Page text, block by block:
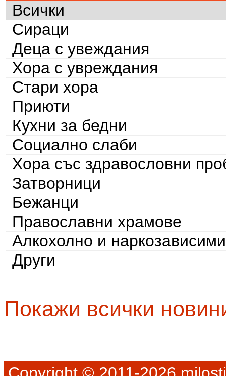
Всички
Сираци
Деца с увеждания
Хора с увреждания
Стари хора
Приюти
Кухни за бедни
Социално слаби
Хора със здравословни
Затворници
Бежанци
Православни храмове
Алкохолно и наркозависими
Други
Покажи всички
Copyright © 2011-2026